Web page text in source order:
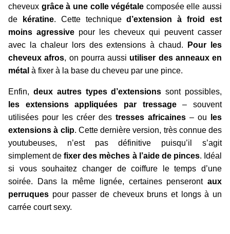
cheveux grâce à une colle végétale composée elle aussi
de
kératine. Cette techniqued’extension à froid est
moins agressive pour les cheveux qui peuvent casser
avec la chaleur lors des extensions à chaud.
Pour les
cheveux afros, on pourra aussi utiliser des anneaux en
métal à fixer à la base du cheveu par une pince.
Enfin, deux autres types d’extensions sont possibles,
les extensions appliquées par tressage– souvent
utilisées pour les créer des tresses africaines – ou
les
extensions à clip. Cette dernière version, très connue des
youtubeuses, n’est pas définitive puisqu’il s’agit
simplement defixer des mèches à l’aide de pinces. Idéal
si vous souhaitez changer de coiffure le temps d’une
soirée. Dans la même lignée, certaines penseront aux
perruques pour passer de cheveux bruns et longs à un
carrée court sexy.